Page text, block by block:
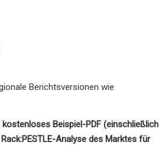
Berichtsversionen wie
kostenloses Beispiel-PDF (einschließlich
PESTLE-Analyse des Marktes für